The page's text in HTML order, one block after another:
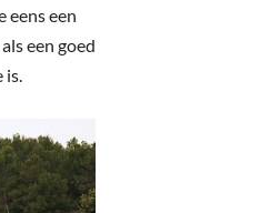
eens een
een goed
is.